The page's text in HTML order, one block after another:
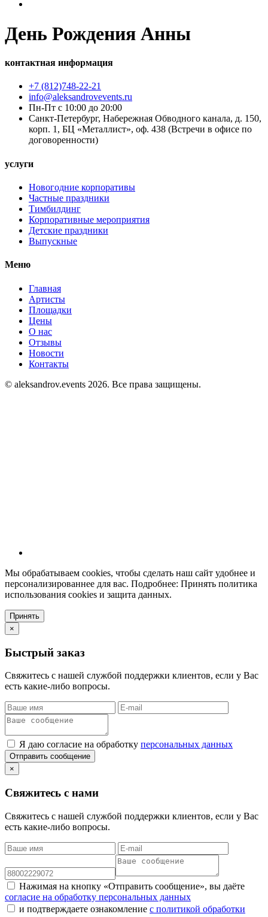
День Рождения Анны
контактная информация
+7 (812)748-22-21
info@aleksandrovevents.ru
Пн-Пт с 10:00 до 20:00
Санкт-Петербург, Набережная Обводного канала, д. 150,
корп. 1, БЦ «Металлист», оф. 438 (Встречи в офисе по
договоренности)
услуги
Новогодние корпоративы
Частные праздники
Тимбилдинг
Корпоративные мероприятия
Детские праздники
Выпускные
Меню
Главная
Артисты
Площадки
Цены
О нас
Отзывы
Новости
Контакты
© aleksandrov.events 2026. Все права защищены.
Мы обрабатываем cookies, чтобы сделать наш сайт удобнее и
персонализированнее для вас. Подробнее: Принять политика
использования cookies и защита данных.
Принять
×
Быстрый заказ
Свяжитесь с нашей службой поддержки клиентов, если у Вас
есть какие-либо вопросы.
Я даю согласие на обработку персональных данных
Отправить сообщение
×
Свяжитесь с нами
Свяжитесь с нашей службой поддержки клиентов, если у Вас
есть какие-либо вопросы.
Нажимая на кнопку «Отправить сообщение», вы даёте
согласие на обработку персональных данных
и подтверждаете ознакомление с политикой обработки